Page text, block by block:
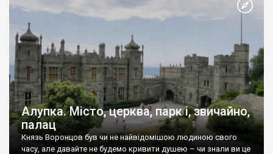
Алупка. Місто, церква, парк і, звичайно,
палац
Князь Воронцов був чи не найвідомішою людиною свого
часу, але давайте не будемо кривити душею – чи знали ви це